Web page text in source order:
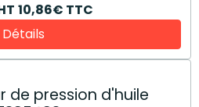
10,86€ TTC
Détails
de pression d'huile